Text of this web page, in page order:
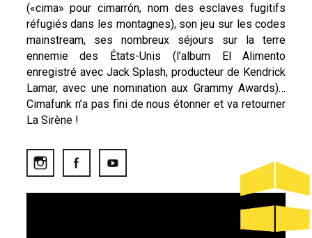
(«cima» pour cimarrón, nom des esclaves fugitifs
réfugiés dans les montagnes), son jeu sur les codes
mainstream, ses nombreux séjours sur la terre
ennemie des États-Unis (l’album El Alimento
enregistré avec Jack Splash, producteur de Kendrick
Lamar, avec une nomination aux Grammy Awards)…
Cimafunk n’a pas fini de nous étonner et va retourner
La Sirène !